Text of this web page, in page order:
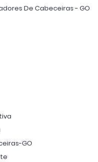
De Cabeceiras - GO
GO